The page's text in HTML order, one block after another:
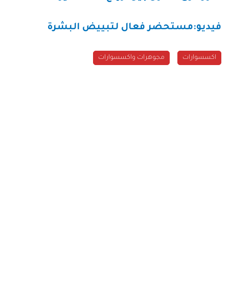
فيديو:مستحضر فعال لتبييض البشرة
اكسسوارات مجوهرات واكسسوارات